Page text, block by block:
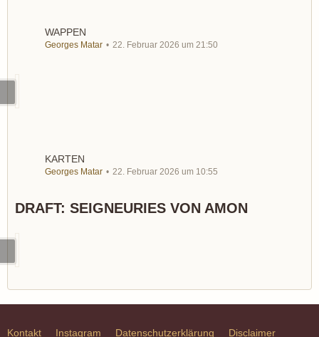
WAPPEN
Georges Matar 22. Februar 2026 um 21:50
KARTEN
Georges Matar 22. Februar 2026 um 10:55
DRAFT: SEIGNEURIES VON AMON
Kontakt Instagram Datenschutzerklärung Disclaimer